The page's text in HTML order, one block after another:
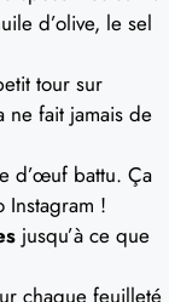
d’olive, le sel
tour sur
ne fait jamais de
d’œuf battu. Ça
!
jusqu’à ce que
chaque feuilleté